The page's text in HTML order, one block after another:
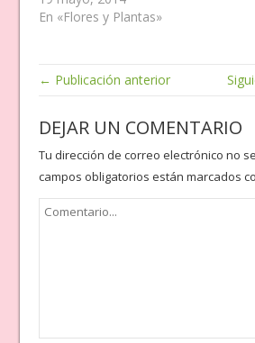
En «Flores y Plantas»
← Publicación anterior
DEJAR UN COMENTARIO
Tu dirección de correo electrónico no
campos obligatorios están marcados